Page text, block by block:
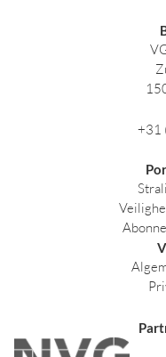
+31